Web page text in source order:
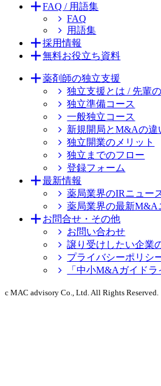
FAQ / 用語集
FAQ
用語集
採用情報
無料お役立ち資料
薬剤師の独立支援
独立支援とは / 先輩
独立準備コース
一般独立コース
新規開局とM&Aの違
独立開業のメリット
独立までのフロー
登録フォーム
最新情報
薬局業界のIRニュー
薬局業界の最新M&A
お問合せ・その他
お問い合わせ
譲り受けしたい企業
プライバシーポリシ
「中小M&Aガイド
c MAC advisory Co., Ltd. All Rights Reserved.